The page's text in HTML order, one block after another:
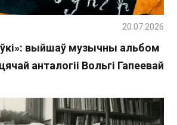
выйшаў музычны альбом
анталогіі Вольгі Гапеевай
20.07.2026